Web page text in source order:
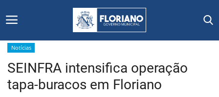
Início
Editais
Notícias
SEINFRA intensifica operação
tapa-buracos em Floriano